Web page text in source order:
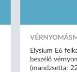
Elysium E6
beszélő
(mandzsetta: